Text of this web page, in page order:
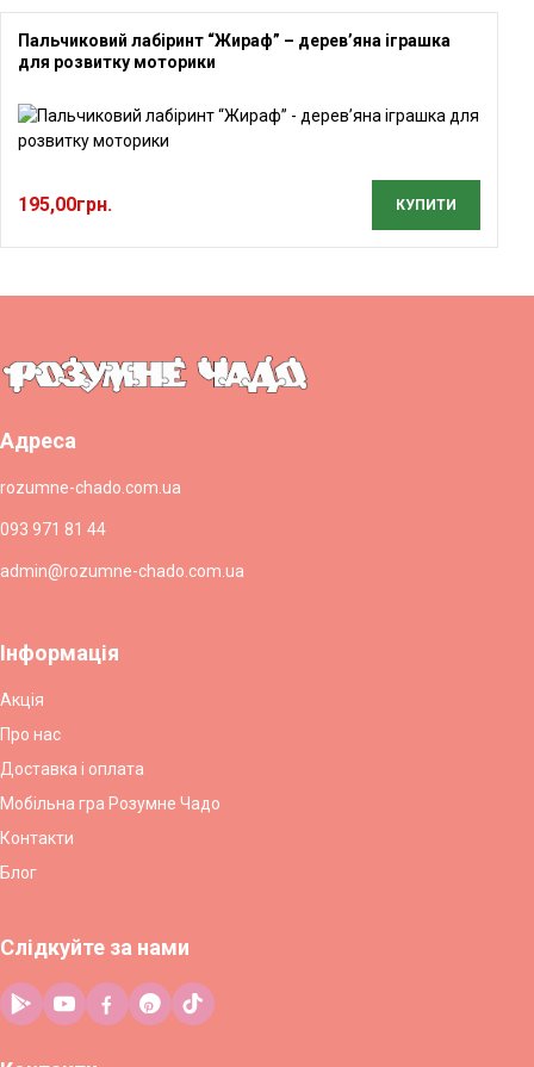
Пальчиковий лабіринт “Жираф” – дерев’яна іграшка
для розвитку моторики
195,00грн. КУПИТИ
Адреса
rozumne-chado.com.ua
093 971 81 44
admin@rozumne-chado.com.ua
Інформація
Акція
Про нас
Доставка і оплата
Мобільна гра Розумне Чадо
Контакти
Блог
Слідкуйте за нами